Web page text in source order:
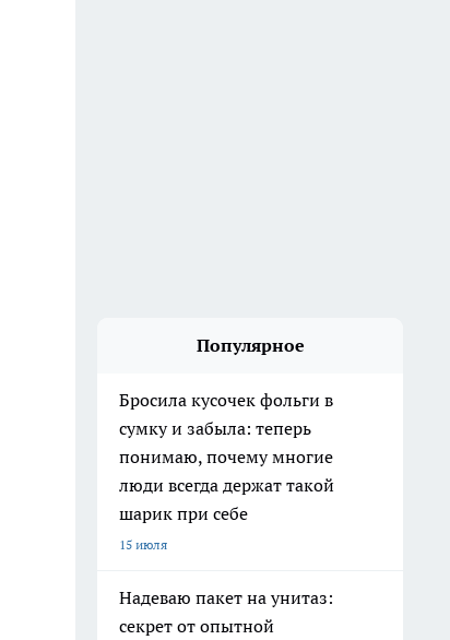
Популярное
Бросила кусочек фольги в
сумку и забыла: теперь
понимаю, почему многие
люди всегда держат такой
шарик при себе
15 июля
Надеваю пакет на унитаз:
секрет от опытной